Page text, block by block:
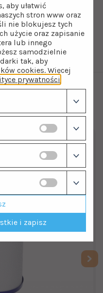
–zalecany czas
wynosi aż do
została
czas, bez konieczności
aby ułatwić
stron www oraz
nie blokujesz tych
użycie oraz zapisanie
lub innego
samodzielnie
tak, aby
cookies. Więcej
prywatności
i zapisz